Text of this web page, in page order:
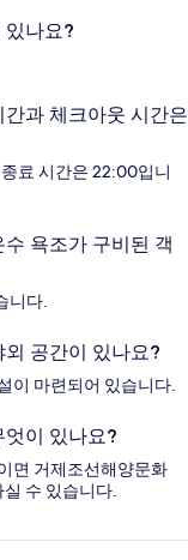
있나요?
과 체크아웃 시간은
료 시간은 22:00입니
욕조가 구비된 객
니다.
공간이 있나요?
이 마련되어 있습니다.
이 있나요?
면 거제조선해양문화
수 있습니다.